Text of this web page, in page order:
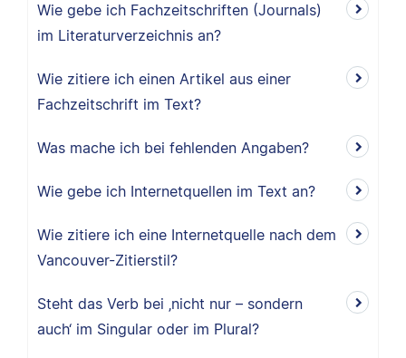
Wie gebe ich Fachzeitschriften (Journals)
im Literaturverzeichnis an?
Wie zitiere ich einen Artikel aus einer
Fachzeitschrift im Text?
Was mache ich bei fehlenden Angaben?
Wie gebe ich Internetquellen im Text an?
Wie zitiere ich eine Internetquelle nach dem
Vancouver-Zitierstil?
Steht das Verb bei ‚nicht nur – sondern
auch‘ im Singular oder im Plural?